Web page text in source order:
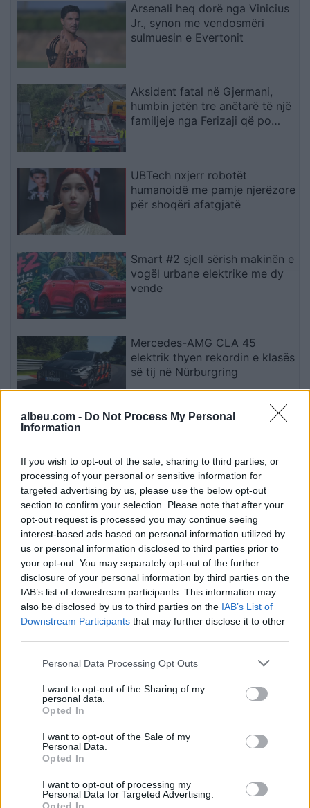
albeu.com - Do Not Process My Personal
Information
If you wish to opt-out of the sale, sharing to third parties, or
processing of your personal or sensitive information for
targeted advertising by us, please use the below opt-out
section to confirm your selection. Please note that after your
opt-out request is processed you may continue seeing
interest-based ads based on personal information utilized by
us or personal information disclosed to third parties prior to
your opt-out. You may separately opt-out of the further
disclosure of your personal information by third parties on the
IAB’s list of downstream participants. This information may
also be disclosed by us to third parties on the IAB’s List of
Downstream Participants that may further disclose it to other
Personal Data Processing Opt Outs
I want to opt-out of the Sharing of my
personal data.
Opted In
I want to opt-out of the Sale of my
Personal Data.
Opted In
I want to opt-out of processing my
Personal Data for Targeted Advertising.
Arsenali heq dorë nga Vinicius
Jr., synon me vendosmëri
sulmuesin e Evertonit
Aksident fatal në Gjermani,
humbin jetën tre anëtarë të një
familjeje nga Ferizaji që po
UBTech nxjerr robotët
humanoidë me pamje njerëzore
për shoqëri afatgjatë
Smart #2 sjell sërish makinën e
vogël urbane elektrike me dy
vende
Mercedes-AMG CLA 45
elektrik thyen rekordin e klasës
së tij në Nürburgring
Teleskopi më i fuqishëm diellor
në motin hapësinor dhe Tokë
Esim for Global
Esim for USA Esim for Italy
for Turkey|Esim for Germany|Esim for Greece|